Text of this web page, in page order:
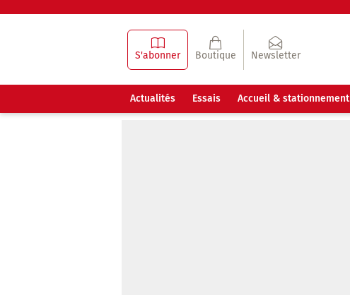
S'abonner Boutique Newsletter
Actualités Essais Accueil & stationnement